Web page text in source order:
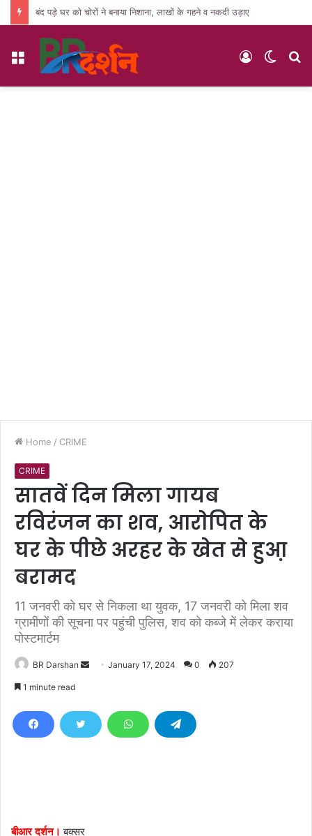
बंद पड़े घर को चोरों ने बनाया निशाना, लाखों के गहने व नकदी उड़ाए
Menu
Switch
Log
Home / CRIME
CRIME
सातवें दिन मिला गायब
रविरंजन का शव, आराेपित के
घर के पीछे अरहर के खेत से हुआ़
बरामद
11 जनवरी को घर से निकला था युवक, 17 जनवरी को मिला शव
ग्रामीणों की सूचना पर पहुंची पुलिस, शव को कब्जे में लेकर कराया
पोस्टमार्टम
BR Darshan
d
January 17, 2024 0 207
1 minute read
बीआर दर्शन। बक्सर